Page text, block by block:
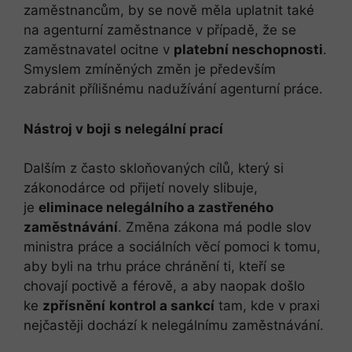
zaměstnancům, by se nově měla uplatnit také
na agenturní zaměstnance v případě, že se
zaměstnavatel ocitne v platební neschopnosti.
Smyslem zmíněných změn je především
zabránit přílišnému nadužívání agenturní práce.
Nástroj v boji s nelegální prací
Dalším z často skloňovaných cílů, který si
zákonodárce od přijetí novely slibuje,
je eliminace nelegálního a zastřeného
zaměstnávání. Změna zákona má podle slov
ministra práce a sociálních věcí pomoci k tomu,
aby byli na trhu práce chránění ti, kteří se
chovají poctivě a férově, a aby naopak došlo
ke zpřísnění kontrol a sankcí tam, kde v praxi
nejčastěji dochází k nelegálnímu zaměstnávání.